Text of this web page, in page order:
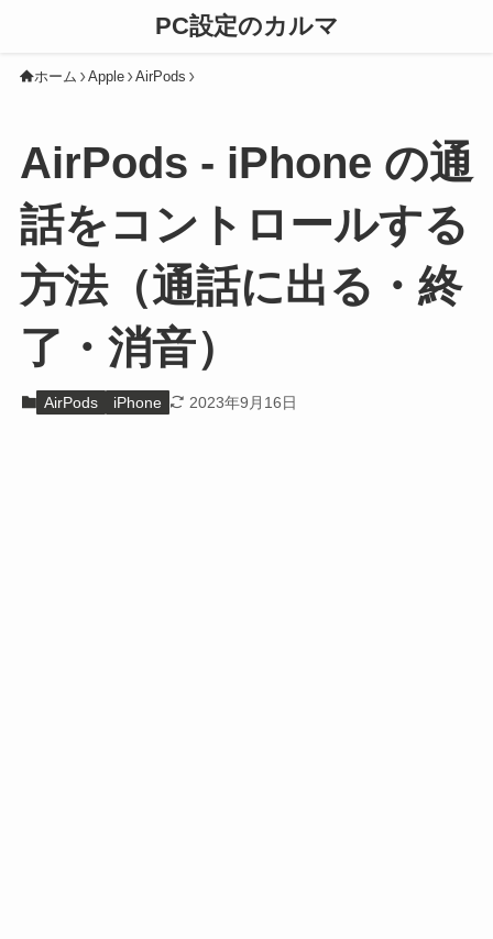
PC設定のカルマ
ホーム Apple AirPods
AirPods - iPhone の通
話をコントロールする
方法（通話に出る・終
了・消音）
AirPods iPhone 2023年9月16日